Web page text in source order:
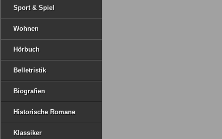
Sport & Spiel
Wohnen
Hörbuch
Belletristik
Biografien
Historische Romane
Klassiker